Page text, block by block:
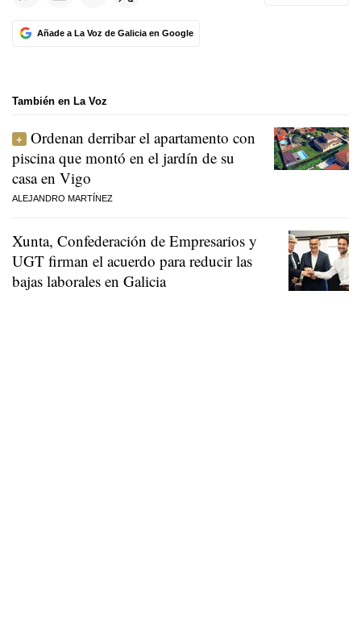
Añade a La Voz de Galicia en Google
También en La Voz
Ordenan derribar el apartamento con
piscina que montó en el jardín de su
casa en Vigo
ALEJANDRO MARTÍNEZ
Xunta, Confederación de Empresarios y
UGT firman el acuerdo para reducir las
bajas laborales en Galicia